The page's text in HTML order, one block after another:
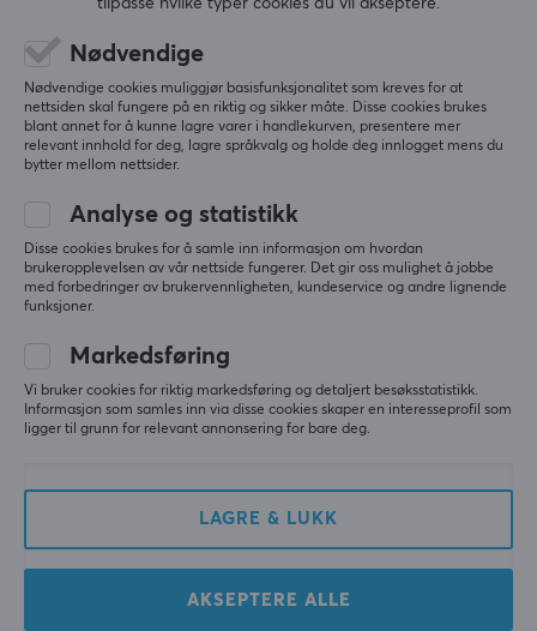
0.0
Basert på 0 vurderinger
4
2
0%
Mer fra vårt fellesskap
Nødvendige
Nødvendige cookies muliggjør basisfunksjonalitet som kreves for at
nettsiden skal fungere på en riktig og sikker måte. Disse cookies brukes
blant annet for å kunne lagre varer i handlekurven, presentere mer
relevant innhold for deg, lagre språkvalg og holde deg innlogget mens du
bytter mellom nettsider.
Analyse og statistikk
Disse cookies brukes for å samle inn informasjon om hvordan
brukeropplevelsen av vår nettside fungerer. Det gir oss mulighet å jobbe
med forbedringer av brukervennligheten, kundeservice og andre lignende
funksjoner.
Markedsføring
Vi bruker cookies for riktig markedsføring og detaljert besøksstatistikk.
Informasjon som samles inn via disse cookies skaper en interesseprofil som
ligger til grunn for relevant annonsering for bare deg.
LAGRE & LUKK
AKSEPTERE ALLE